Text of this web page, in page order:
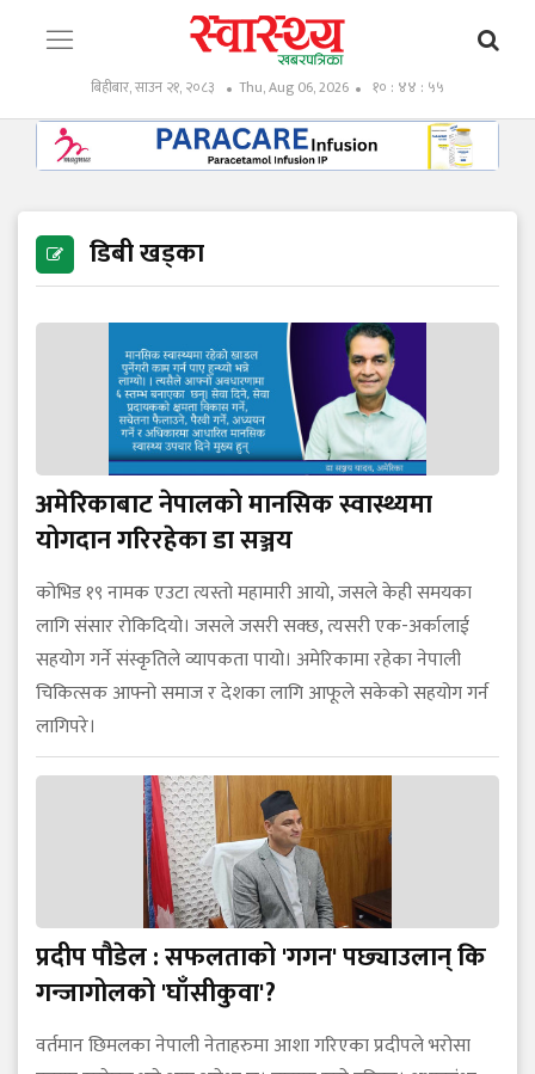
बिहीबार, साउन २१, २०८३ Thu, Aug 06, 2026 १० : ४४ : ५७
डिबी खड्का
अमेरिकाबाट नेपालको मानसिक स्वास्थ्यमा
योगदान गरिरहेका डा सञ्जय
कोभिड १९ नामक एउटा त्यस्तो महामारी आयो, जसले केही समयका
लागि संसार रोकिदियो। जसले जसरी सक्छ, त्यसरी एक-अर्कालाई
सहयोग गर्ने संस्कृतिले व्यापकता पायो। अमेरिकामा रहेका नेपाली
चिकित्सक आफ्नो समाज र देशका लागि आफूले सकेको सहयोग गर्न
लागिपरे।
प्रदीप पौडेल : सफलताको 'गगन' पछ्याउलान् कि
गन्जागोलको 'घाँसीकुवा'?
वर्तमान छिमलका नेपाली नेताहरुमा आशा गरिएका प्रदीपले भरोसा